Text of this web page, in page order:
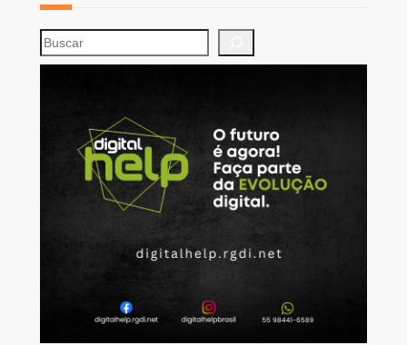
S
e